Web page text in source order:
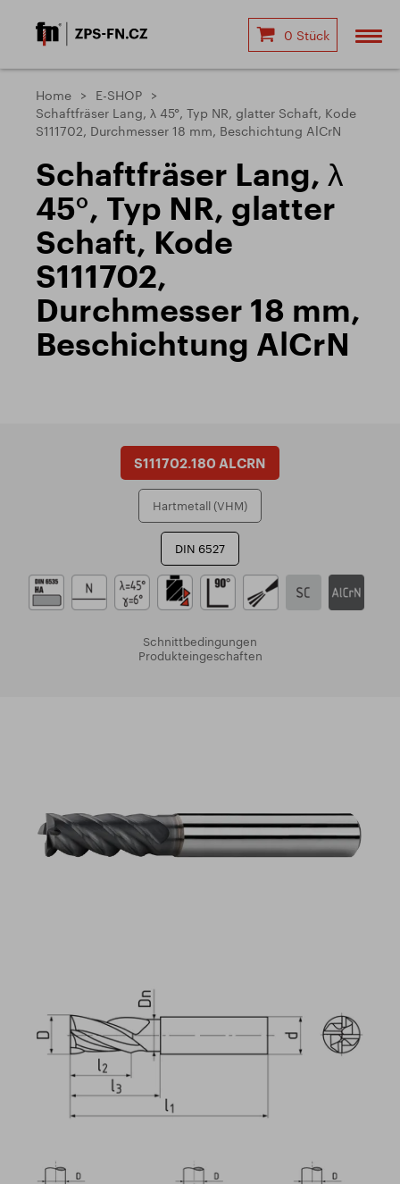
0 Stück
Home
E-SHOP
Schaftfräser Lang, λ 45°, Typ NR, glatter Schaft, Kode
S111702, Durchmesser 18 mm, Beschichtung AlCrN
Schaftfräser Lang, λ
45°, Typ NR, glatter
Schaft, Kode
S111702,
Durchmesser 18 mm,
Beschichtung AlCrN
S111702.180 ALCRN
Hartmetall (VHM)
DIN 6527
Schnittbedingungen
Produkteingeschaften